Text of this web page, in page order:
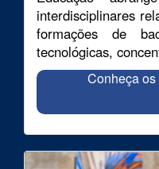
interdisciplinares
formações de
tecnológicas,
Conheça os